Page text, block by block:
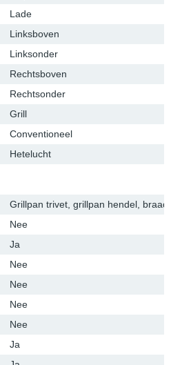
Lade
Linksboven
Linksonder
Rechtsboven
Rechtsonder
Grill
Conventioneel
Hetelucht
Grillpan trivet, grillpan hendel,
Nee
Ja
Nee
Nee
Nee
Nee
Ja